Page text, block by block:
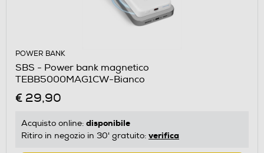
POWER BANK
SBS - Power bank magnetico
TEBB5000MAG1CW-Bianco
€ 29,90
Acquisto online: disponibile
Ritiro in negozio in 30' gratuito: verifica